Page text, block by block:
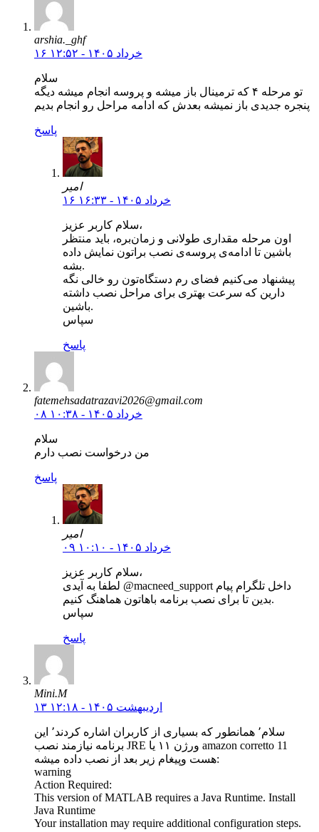
arshia._ghf
۱۶ خرداد ۱۴۰۵ - ۱۲:۵۲
سلام
تو مرحله ۴ که ترمینال باز میشه و پروسه انجام میشه دیگه
پنجره جدیدی باز نمیشه بعدش که ادامه مراحل رو انجام بدیم
پاسخ
امیر
۱۶ خرداد ۱۴۰۵ - ۱۶:۳۳
سلام کاربر عزیز،
اون مرحله مقداری طولانی و زمان‌بره، باید منتظر
باشین تا ادامه‌ی پروسه‌ی نصب براتون نمایش داده
بشه.
پیشنهاد می‌کنیم فضای رم دستگاه‌تون رو خالی نگه
دارین که سرعت بهتری برای مراحل نصب داشته
باشین.
سپاس
پاسخ
fatemehsadatrazavi2026@gmail.com
۰۸ خرداد ۱۴۰۵ - ۱۰:۳۸
سلام
من درخواست نصب دارم
پاسخ
امیر
۰۹ خرداد ۱۴۰۵ - ۱۰:۱۰
سلام کاربر عزیز،
لطفا به آیدی @macneed_support داخل تلگرام پیام
بدین تا برای نصب برنامه باهاتون هماهنگ کنیم.
سپاس
پاسخ
Mini.M
۱۳ اردیبهشت ۱۴۰۵ - ۱۲:۱۸
سلام٬ همانطور که بسیاری از کاربران اشاره کردند٬ این
برنامه نیازمند نصب JRE ورژن ۱۱ یا amazon corretto 11
هست وپیغام زیر بعد از نصب داده میشه:
warning
Action Required:
This version of MATLAB requires a Java Runtime. Install
Java Runtime
Your installation may require additional configuration steps.